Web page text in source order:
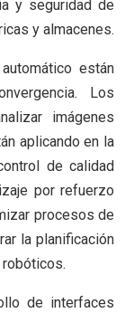
y seguridad de
y almacenes.
están
Los
imágenes
aplicando en la
de calidad
por refuerzo
procesos de
la planificación
de interfaces